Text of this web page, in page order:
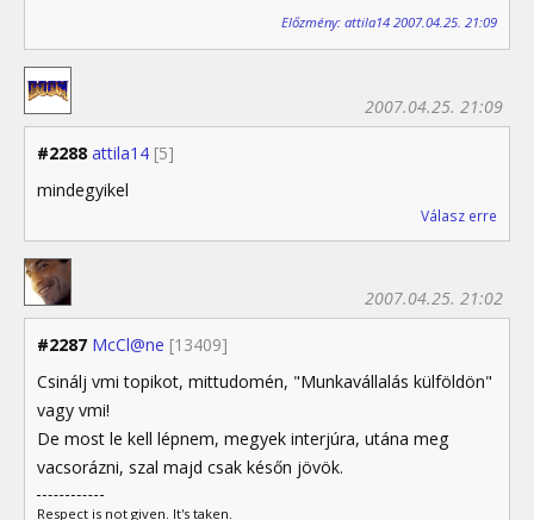
Előzmény: attila14 2007.04.25. 21:09
#2288 attila14 [5]
2007.04.25. 21:09
mindegyikel
Válasz erre
#2287 McCl@ne [13409]
2007.04.25. 21:02
Csinálj vmi topikot, mittudomén, "Munkavállalás külföldön"
vagy vmi!
De most le kell lépnem, megyek interjúra, utána meg
vacsorázni, szal majd csak későn jövök.
Respect is not given. It's taken.